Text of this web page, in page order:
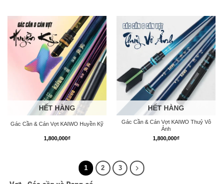
570,000₫
đến
610,000₫
HẾT HÀNG
Gác Cần & Cán Vợt KAIWO Huyền Kỹ
1,800,000₫
HẾT HÀNG
Gác Cần & Cán Vợt KAIWO Thuỷ Vô
Ảnh
1,800,000₫
1 2 3